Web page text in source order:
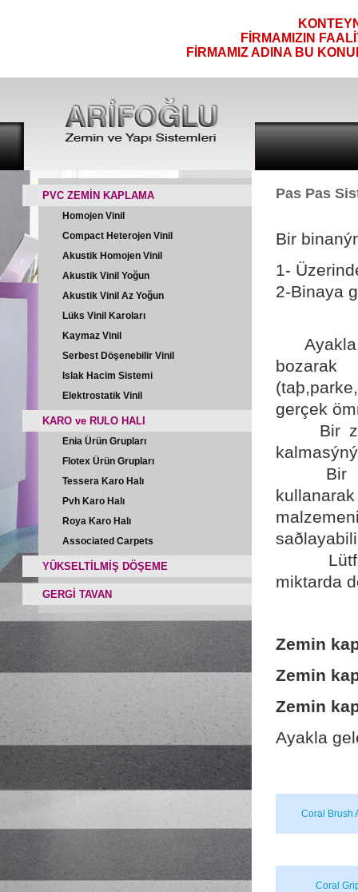
FİRMAMIZIN
FİRMAMIZ ADINA BU
PVC ZEMİN KAPLAMA
Homojen Vinil
Compact Heterojen Vinil
Akustik Homojen Vinil
Akustik Vinil Yoğun
Akustik Vinil Az Yoğun
Lüks Vinil Karoları
Kaymaz Vinil
Serbest Döşenebilir Vinil
Islak Hacim Sistemi
Elektrostatik Vinil
KARO ve RULO HALI
Enia Ürün Grupları
Flotex Ürün Grupları
Tessera Karo Halı
Pvh Karo Halı
Roya Karo Halı
Associated Carpets
YÜKSELTİLMİŞ DÖŞEME
GERGİ TAVAN
Pas Pas
Bir
1-
2-Binaya
Ayakla
bozarak
gerçek
Bir
Bir
Lütfen
miktarda
Zemin
Zemin
Zemin
Ayakla
Coral Brush
Coral